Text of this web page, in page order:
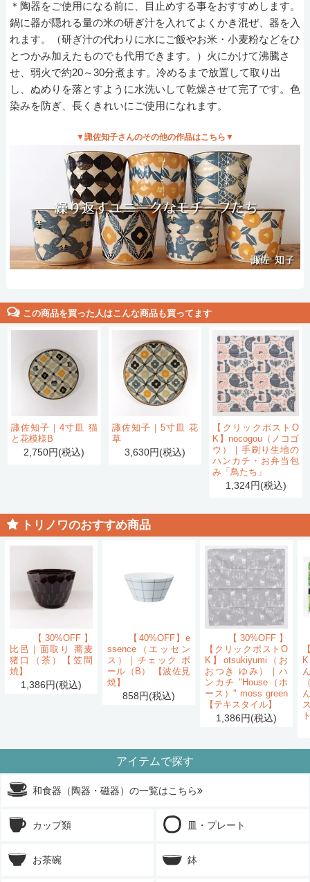
＊陶器をご使用になる前に、目止めする事をおすすめします。
鍋に器が隠れる量の米の研ぎ汁を入れてよくかき混ぜ、器を入
れます。（研ぎ汁の代わりに水にご飯やお米・小麦粉などをひ
とつかみ加えたものでも代用できます。）火にかけて沸騰さ
せ、弱火で約20～30分煮ます。冷めるまで放置して取り出
し、ぬめりを落とすように水洗いして乾燥させて完了です。色
染みを防ぎ、長くきれいにご使用になれます。
▼諏佐知子さんのその他の作品はこちら▼
この商品を買った人はこんな商品も買ってます
諏佐知子｜4寸皿 猫
と花模様B
2,750円(税込)
諏佐知子｜5寸皿 花
草
3,630円(税込)
【クリックポストO
K】nocogou（ノコゴ
ウ）｜手刷り生地の
ハンカチ・お弁当包
み「鳥たち」
1,324円(税込)
トリノワのおすすめ商品
【30%OFF】
比呂｜面取り 蕎麦
猪口（茶）【笠間
焼】
1,386円(税込)
【40%OFF】e
ssence（エッセン
ス）｜チェック ボ
ール（B） 【波佐見
焼】
858円(税込)
【30%OFF】
【クリックポストO
K】otsukiyumi（お
おつき ゆみ）｜ハ
ンカチ "House（ホ
ース）" moss green
【テキスタイル】
1,386円(税込)
アイテムで探す
和食器（陶器・磁器）の一覧はこちら
カップ類 皿・プレート
お茶碗 鉢